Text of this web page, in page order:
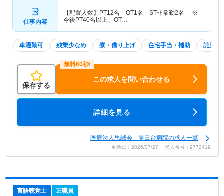
仕事内容
【配置人数】PT12名 OT1名 ST非常勤2名 ※
今後PT40名以上、OT…
車通勤可 残業少なめ 寮・借り上げ 住宅手当・補助 託児所
保存する
この求人を問い合わせる
詳細を見る
医療法人思誠会 勝田台病院の求人一覧
更新日：2026/07/27 求人番号：9772419
言語聴覚士 正職員